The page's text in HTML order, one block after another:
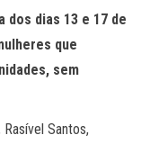
dos dias 13 e 17 de
que
sem
Santos,